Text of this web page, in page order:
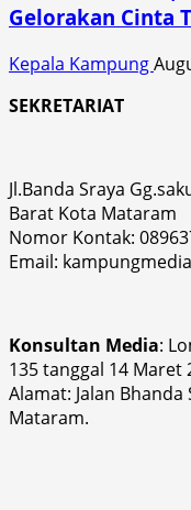
Gelorakan Cinta
Kepala Kampung
SEKRETARIAT
Jl.Banda Sraya
Barat Kota Mataram
Nomor Kontak:
Email:
Konsultan Media:
135 tanggal 14 Maret
Alamat: Jalan
Mataram.